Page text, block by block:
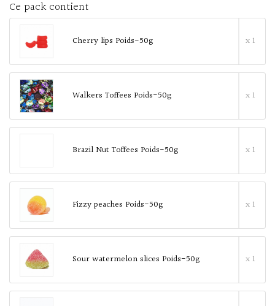
Ce pack contient
Cherry lips Poids-50g x 1
Walkers Toffees Poids-50g x 1
Brazil Nut Toffees Poids-50g x 1
Fizzy peaches Poids-50g x 1
Sour watermelon slices Poids-50g x 1